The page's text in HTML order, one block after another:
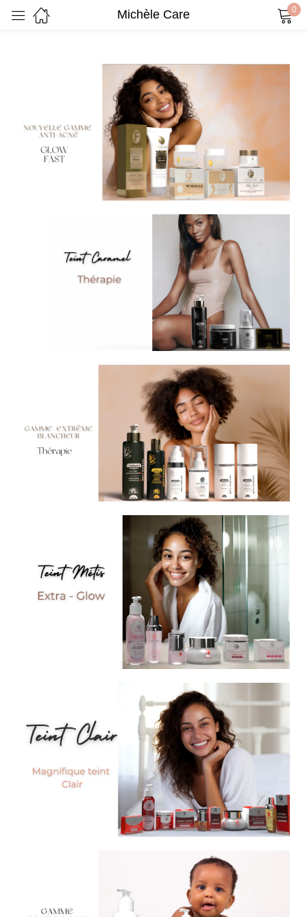
Michèle Care 0
Remember me Lost password?
Log in
Create an account